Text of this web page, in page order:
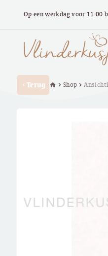
Op een werkdag voor 11.00
chevron_left Terug home chevron_right Shop chevron_right